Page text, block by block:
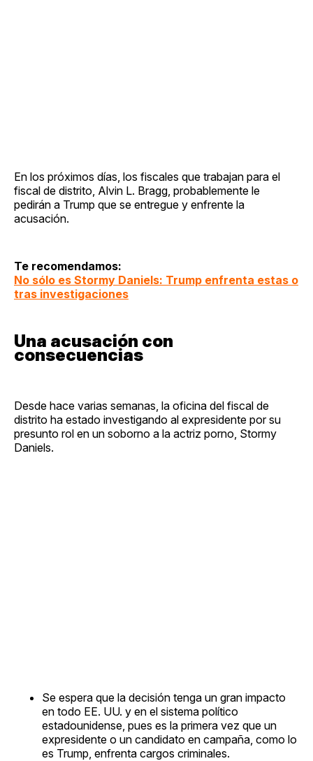
En los próximos días, los fiscales que trabajan para el
fiscal de distrito, Alvin L. Bragg, probablemente le
pedirán a Trump que se entregue y enfrente la
acusación.
Te recomendamos:
No sólo es Stormy Daniels: Trump enfrenta estas o
tras investigaciones
Una acusación con
consecuencias
Desde hace varias semanas, la oficina del fiscal de
distrito ha estado investigando al expresidente por su
presunto rol en un soborno a la actriz porno, Stormy
Daniels.
Se espera que la decisión tenga un gran impacto
en todo EE. UU. y en el sistema político
estadounidense, pues es la primera vez que un
expresidente o un candidato en campaña, como lo
es Trump, enfrenta cargos criminales.